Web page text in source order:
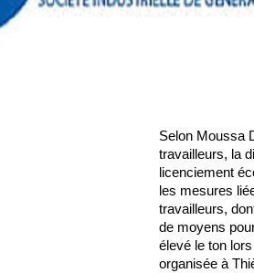
Selon Moussa
travailleurs, la
licenciement
les mesures
travailleurs,
de moyens
élevé le ton
organisée à